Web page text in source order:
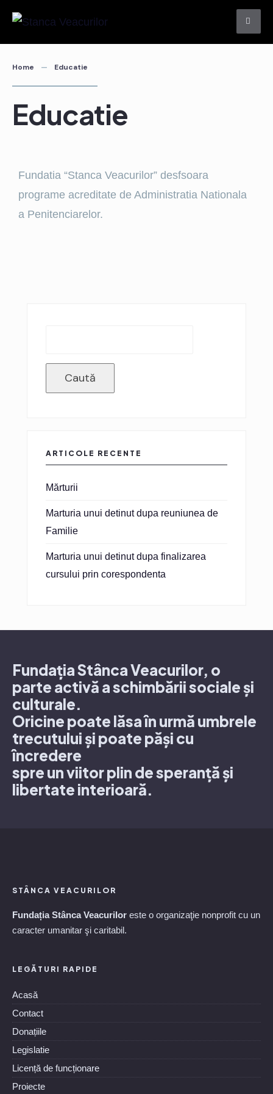
Home Educatie
Educatie
Fundatia “Stanca Veacurilor” desfsoara
programe acreditate de Administratia Nationala
a Penitenciarelor.
Caută
ARTICOLE RECENTE
Mărturii
Marturia unui detinut dupa reuniunea de
Familie
Marturia unui detinut dupa finalizarea
cursului prin corespondenta
Fundația Stânca Veacurilor, o
parte activă a schimbării sociale și
culturale.
Oricine poate lăsa în urmă umbrele
trecutului și poate păși cu
încredere
spre un viitor plin de speranță și
libertate interioară.
STÂNCA VEACURILOR
Fundația Stânca Veacurilor este o organizaţie nonprofit cu un
caracter umanitar şi caritabil.
LEGĂTURI RAPIDE
Acasă
Contact
Donațiile
Legislatie
Licență de funcționare
Proiecte